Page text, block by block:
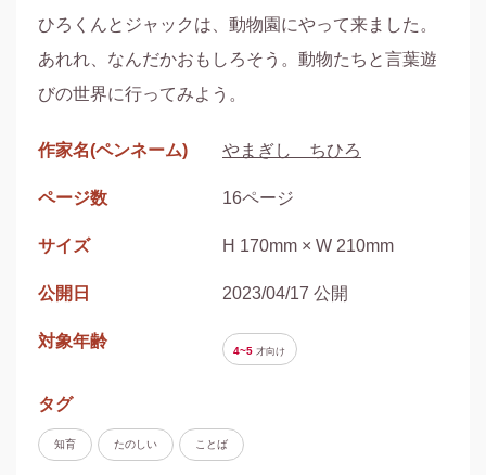
ひろくんとジャックは、動物園にやって来ました。
あれれ、なんだかおもしろそう。動物たちと言葉遊
びの世界に行ってみよう。
作家名(ペンネーム) やまぎし ちひろ
ページ数 16ページ
サイズ H 170mm × W 210mm
公開日 2023/04/17 公開
対象年齢
4~5 才向け
タグ
知育 たのしい ことば